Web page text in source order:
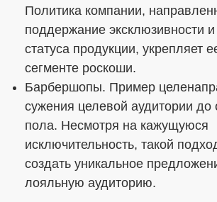
Политика компании,
поддержание эксклюзивности
статуса продукции, укрепляет
сегменте роскоши.
Барбершопы. Пример
сужения целевой аудитории до
пола. Несмотря на кажущуюся
исключительность, такой
создать уникальное
лояльную аудиторию.